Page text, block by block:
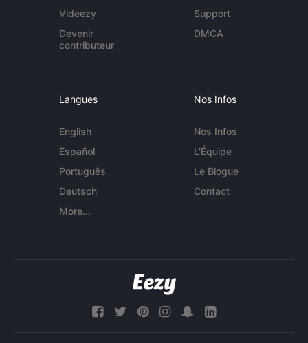
Videezy
Devenir
contributeur
Support
DMCA
Langues
English
Español
Português
Deutsch
More...
Nos Infos
Nos Infos
L'Équipe
Le Blogue
Contact